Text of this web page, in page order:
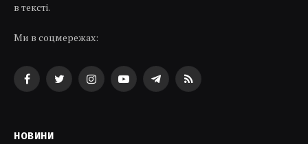
в тексті.
Ми в соцмережах:
FacebookTwitterInstagramYouTubeTelegramRSS
НОВИНИ